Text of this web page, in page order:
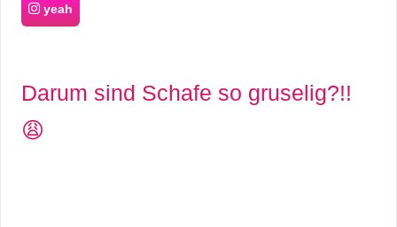
yeah
Darum sind Schafe so gruselig?!!
😩